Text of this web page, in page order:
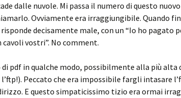
dalle nuvole. Mi passa il numero di questo nuovo
Ovviamente era irraggiungibile. Quando
decisamente male, con un “Io ho pagato
vostri”. No comment.
di pdf in qualche modo, possibilmente alla più alta
Peccato che era impossibile fargli intasare
E questo simpaticissimo tizio era ormai